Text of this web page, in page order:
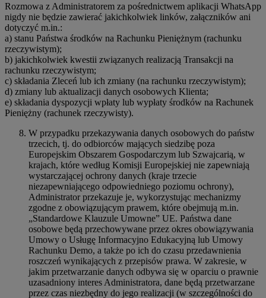
Rozmowa z Administratorem za pośrednictwem aplikacji WhatsApp
nigdy nie będzie zawierać jakichkolwiek linków, załączników ani
dotyczyć m.in.:
a) stanu Państwa środków na Rachunku Pieniężnym (rachunku
rzeczywistym);
b) jakichkolwiek kwestii związanych realizacją Transakcji na
rachunku rzeczywistym;
c) składania Zleceń lub ich zmiany (na rachunku rzeczywistym);
d) zmiany lub aktualizacji danych osobowych Klienta;
e) składania dyspozycji wpłaty lub wypłaty środków na Rachunek
Pieniężny (rachunek rzeczywisty).
W przypadku przekazywania danych osobowych do państw
trzecich, tj. do odbiorców mających siedzibę poza
Europejskim Obszarem Gospodarczym lub Szwajcarią, w
krajach, które według Komisji Europejskiej nie zapewniają
wystarczającej ochrony danych (kraje trzecie
niezapewniającego odpowiedniego poziomu ochrony),
Administrator przekazuje je, wykorzystując mechanizmy
zgodne z obowiązującym prawem, które obejmują m.in.
„Standardowe Klauzule Umowne” UE. Państwa dane
osobowe będą przechowywane przez okres obowiązywania
Umowy o Usługę Informacyjno Edukacyjną lub Umowy
Rachunku Demo, a także po ich do czasu przedawnienia
roszczeń wynikających z przepisów prawa. W zakresie, w
jakim przetwarzanie danych odbywa się w oparciu o prawnie
uzasadniony interes Administratora, dane będą przetwarzane
przez czas niezbędny do jego realizacji (w szczególności do